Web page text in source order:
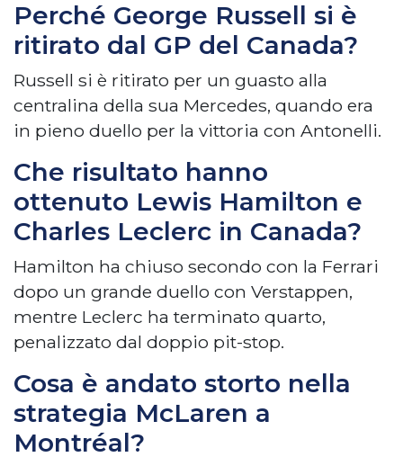
Perché George Russell si è
ritirato dal GP del Canada?
Russell si è ritirato per un guasto alla
centralina della sua Mercedes, quando era
in pieno duello per la vittoria con Antonelli.
Che risultato hanno
ottenuto Lewis Hamilton e
Charles Leclerc in Canada?
Hamilton ha chiuso secondo con la Ferrari
dopo un grande duello con Verstappen,
mentre Leclerc ha terminato quarto,
penalizzato dal doppio pit-stop.
Cosa è andato storto nella
strategia McLaren a
Montréal?